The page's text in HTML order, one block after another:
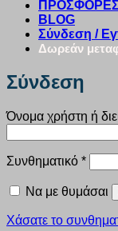
ΠΡΟΣΦΟΡΕΣ
BLOG
Σύνδεση /
Δωρεάν
Σύνδεση
Όνομα χρήστη ή
Συνθηματικό *
Να με θυμάσαι
Χάσατε το